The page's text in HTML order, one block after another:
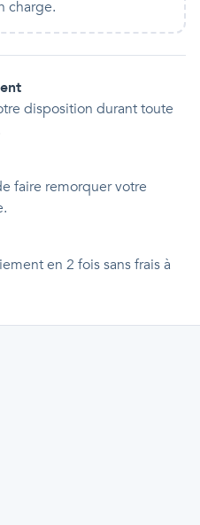
charge.
disposition durant toute
faire remorquer votre
en 2 fois sans frais à